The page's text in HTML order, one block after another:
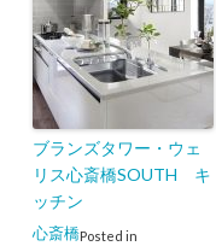
ブランズタワー・ウェ
リス心斎橋SOUTH キ
ッチン
Posted in
心斎橋